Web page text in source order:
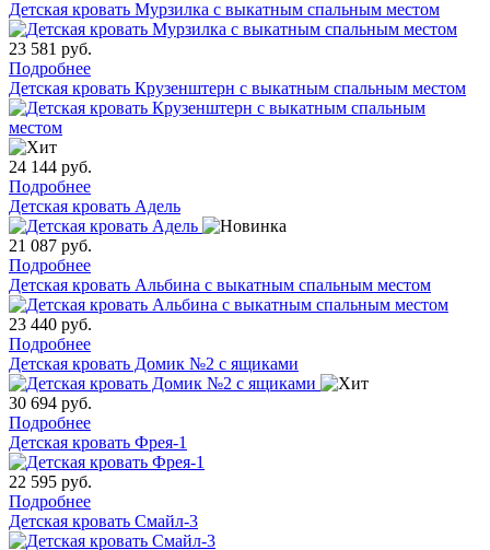
Детская кровать Мурзилка с выкатным спальным местом
23 581 руб.
Подробнее
Детская кровать Крузенштерн с выкатным спальным местом
24 144 руб.
Подробнее
Детская кровать Адель
21 087 руб.
Подробнее
Детская кровать Альбина с выкатным спальным местом
23 440 руб.
Подробнее
Детская кровать Домик №2 с ящиками
30 694 руб.
Подробнее
Детская кровать Фрея-1
22 595 руб.
Подробнее
Детская кровать Смайл-3